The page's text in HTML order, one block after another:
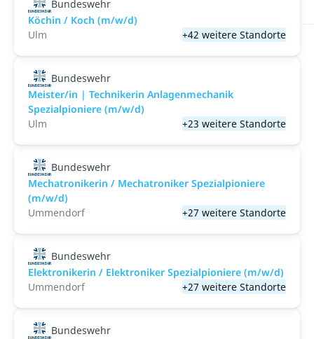
Bundeswehr
Köchin / Koch (m/w/d)
Ulm
+42 weitere Standorte
Bundeswehr
Meister/in | Technikerin Anlagenmechanik
Spezialpioniere (m/w/d)
Ulm
+23 weitere Standorte
Bundeswehr
Mechatronikerin / Mechatroniker Spezialpioniere
(m/w/d)
Ummendorf
+27 weitere Standorte
Bundeswehr
Elektronikerin / Elektroniker Spezialpioniere (m/w/d)
Ummendorf
+27 weitere Standorte
Bundeswehr